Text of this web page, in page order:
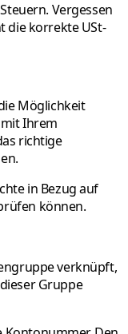
Vergessen
die korrekte USt-
Möglichkeit
Ihrem
richtige
in Bezug auf
können.
verknüpft,
Gruppe